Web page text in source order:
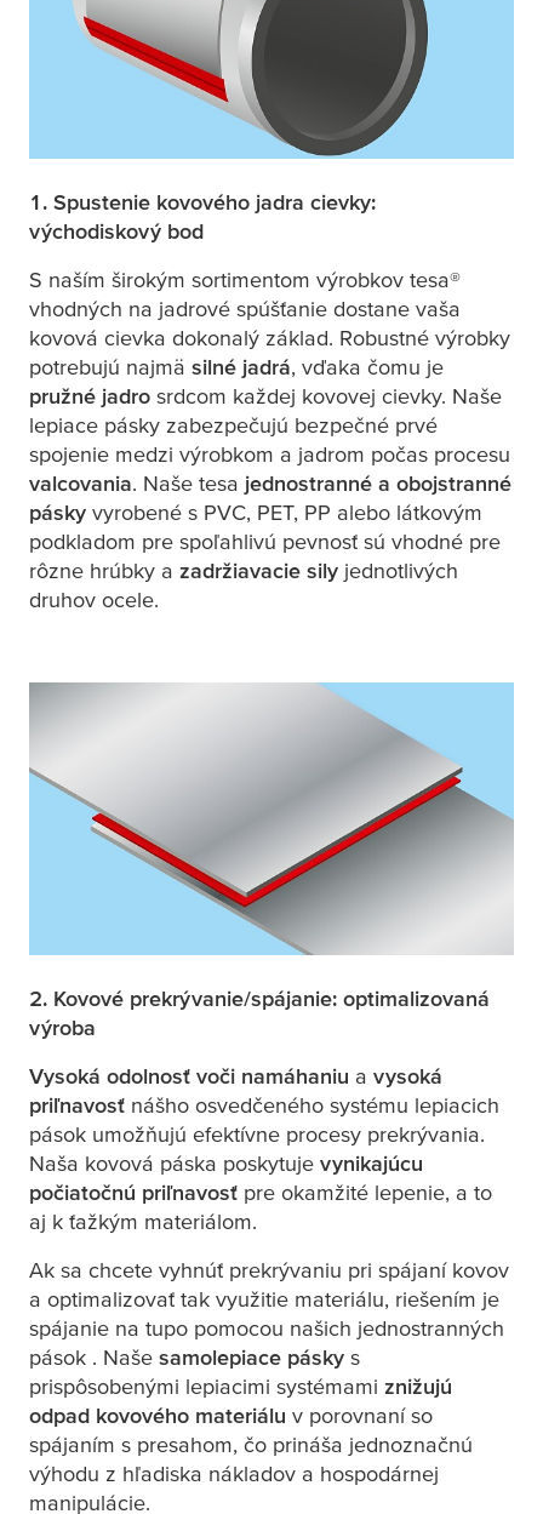
1. Spustenie kovového jadra cievky:
východiskový bod
S naším širokým sortimentom výrobkov tesa®
vhodných na jadrové spúšťanie dostane vaša
kovová cievka dokonalý základ. Robustné výrobky
potrebujú najmä silné jadrá, vďaka čomu je
pružné jadro srdcom každej kovovej cievky. Naše
lepiace pásky zabezpečujú bezpečné prvé
spojenie medzi výrobkom a jadrom počas procesu
valcovania. Naše tesa jednostranné a obojstranné
pásky vyrobené s PVC, PET, PP alebo látkovým
podkladom pre spoľahlivú pevnosť sú vhodné pre
rôzne hrúbky a zadržiavacie sily jednotlivých
druhov ocele.
2. Kovové prekrývanie/spájanie: optimalizovaná
výroba
Vysoká odolnosť voči namáhaniu a vysoká
priľnavosť nášho osvedčeného systému lepiacich
pások umožňujú efektívne procesy prekrývania.
Naša kovová páska poskytuje vynikajúcu
počiatočnú priľnavosť pre okamžité lepenie, a to
aj k ťažkým materiálom.
Ak sa chcete vyhnúť prekrývaniu pri spájaní kovov
a optimalizovať tak využitie materiálu, riešením je
spájanie na tupo pomocou našich jednostranných
pások . Naše samolepiace pásky s
prispôsobenými lepiacimi systémami znižujú
odpad kovového materiálu v porovnaní so
spájaním s presahom, čo prináša jednoznačnú
výhodu z hľadiska nákladov a hospodárnej
manipulácie.